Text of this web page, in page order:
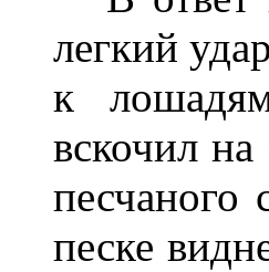
легкий
к
вскочил
песчаного
песке